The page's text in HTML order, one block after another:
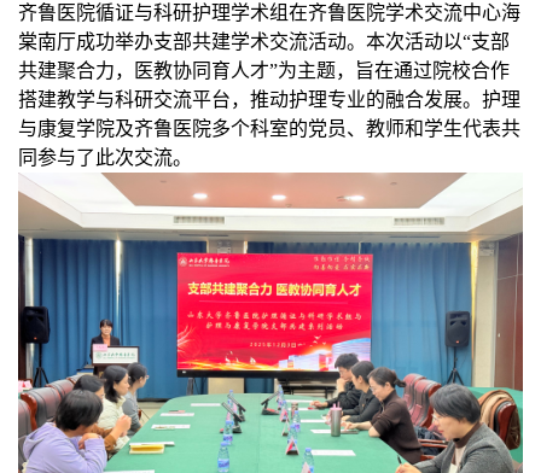
齐鲁医院循证与科研护理学术组在齐鲁医院学术交流中心海
棠南厅成功举办支部共建学术交流活动。本次活动以“支部
共建聚合力，医教协同育人才”为主题，旨在通过院校合作
搭建教学与科研交流平台，推动护理专业的融合发展。护理
与康复学院及齐鲁医院多个科室的党员、教师和学生代表共
同参与了此次交流。